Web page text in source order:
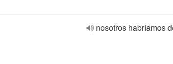
nosotros habríamos